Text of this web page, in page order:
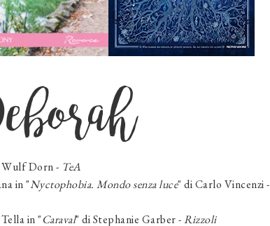
Wulf Dorn - TeA
in "Nyctophobia. Mondo senza luce" di Carlo Vincenzi -
in "Caraval" di Stephanie Garber -Rizzoli